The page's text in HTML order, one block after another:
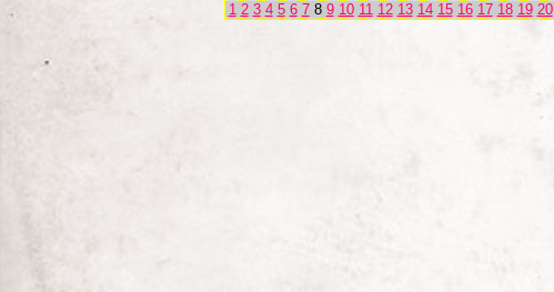
1 2 3 4 5 6 78 9 10 11 12 13 14 15 16 17 18 19 20